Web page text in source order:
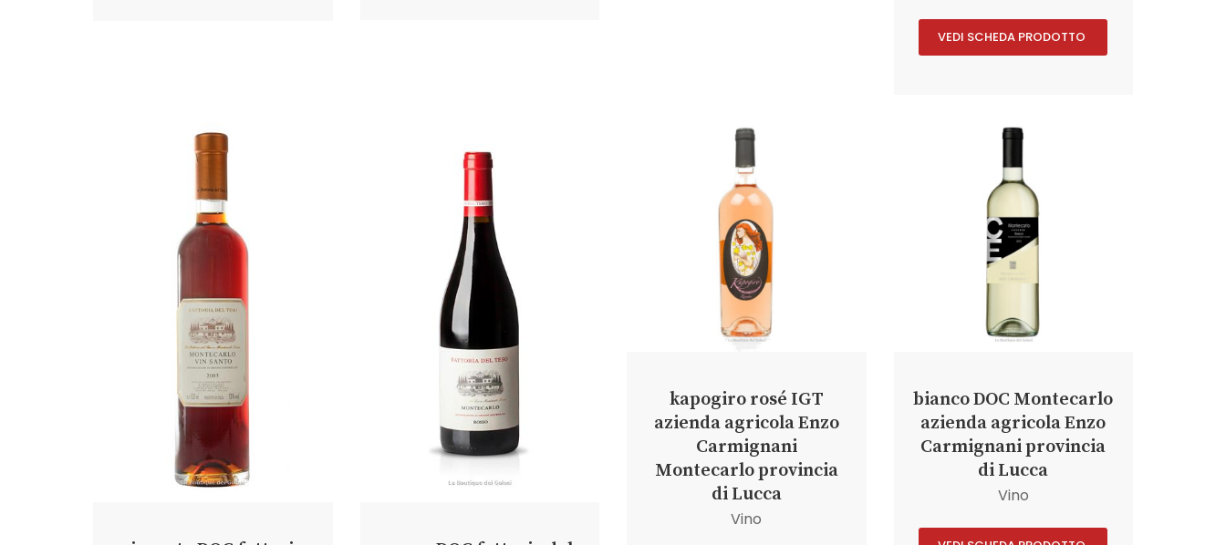
VEDI SCHEDA PRODOTTO
kapogiro rosé IGT
azienda agricola Enzo
Carmignani
Montecarlo provincia
di Lucca
Vino
bianco DOC Montecarlo
azienda agricola Enzo
Carmignani provincia
di Lucca
Vino